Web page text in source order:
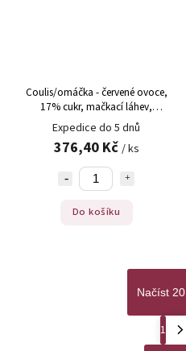
Coulis/omáčka - červené ovoce,
17% cukr, mačkací láhev,
mražené, 500 g
Expedice do 5 dnů
376,40 Kč / ks
Do košíku
Načíst
1